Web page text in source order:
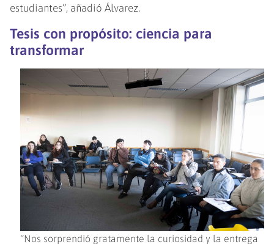
estudiantes”, añadió Álvarez.
Tesis con propósito: ciencia para
transformar
“Nos sorprendió gratamente la curiosidad y la entrega